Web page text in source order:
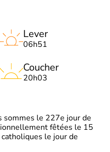
Lever
06h51
Coucher
20h03
sommes le 227e jour de
fêtées le 15
le jour de